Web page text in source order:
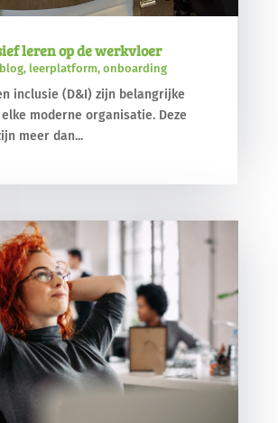
leren op de werkvloer
blog, leerplatform, onboarding
inclusie (D&I) zijn belangrijke
moderne organisatie. Deze
meer dan...